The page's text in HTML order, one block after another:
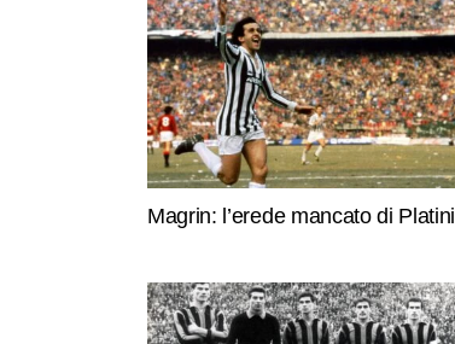
Magrin: l’erede mancato di Platini